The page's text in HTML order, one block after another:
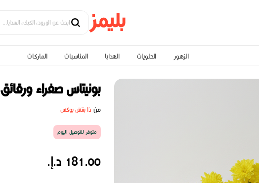
الزهور الحلويات الهدايا المناسبات الماركات
بونيتاس صفراء ورقائق
من ذا بنتش بوكس
متوفر للتوصيل اليوم
181.00 د.إ.